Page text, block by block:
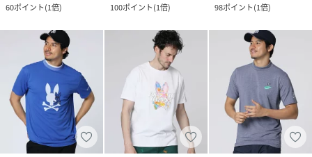
60ポイント(1倍)
100ポイント(1倍)
98ポイント(1倍)